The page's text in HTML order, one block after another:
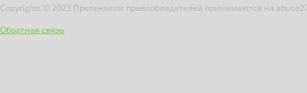
Copyrights © 2023 Претензиии правообладателей принимаются на
Обратная связь